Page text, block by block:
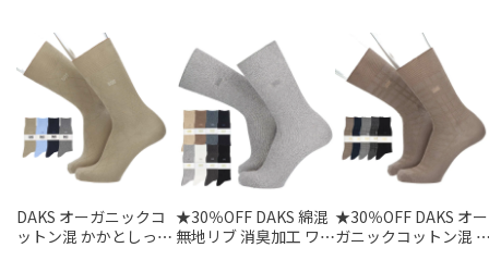
DAKS オーガニックコ
ットン混 かかとしっか
★30％OFF DAKS 綿混
無地リブ 消臭加工 ワン
★30％OFF DAKS オー
ガニックコットン混